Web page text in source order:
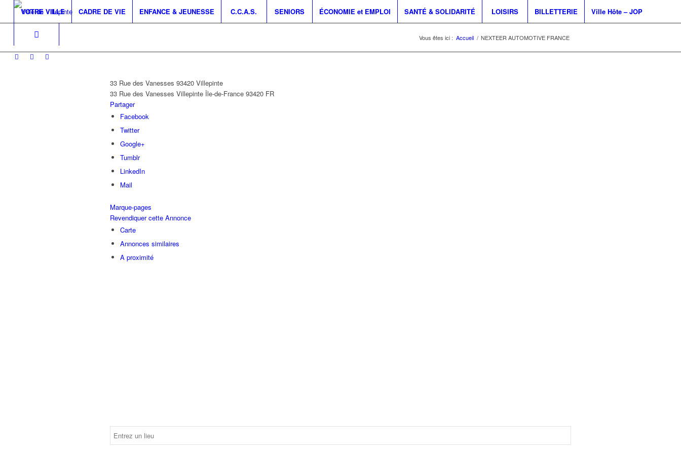
VOTRE VILLE CADRE DE VIE ENFANCE & JEUNESSE C.C.A.S. SENIORS ÉCONOMIE et EMPLOI SANTÉ & SOLIDARITÉ LOISIRS BILLETTERIE Ville Hôte – JOP
Vous êtes ici : Accueil / NEXTEER AUTOMOTIVE FRANCE
33 Rue des Vanesses 93420 Villepinte
33 Rue des Vanesses Villepinte Île-de-France 93420 FR
Partager
Facebook
Twitter
Google+
Tumblr
LinkedIn
Mail
Marque-pages
Revendiquer cette Annonce
Carte
Annonces similaires
A proximité